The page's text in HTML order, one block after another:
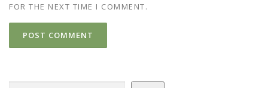
FOR THE NEXT TIME I COMMENT.